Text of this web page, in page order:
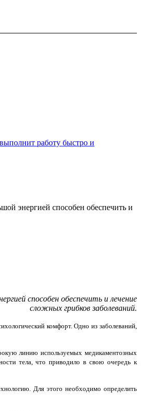
работу быстро и
энергией способен обеспечить и
способен обеспечить и лечение
сложных грибков заболеваний.
комфорт. Одно из заболеваний,
линию используемых медикаментозных
тела, что приводило в свою очередь к
Для этого необходимо определить